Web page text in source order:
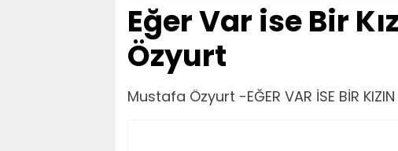
Eğer Var ise Bir
Özyurt
Mustafa Özyurt -EĞER VAR İSE BİR KIZIN